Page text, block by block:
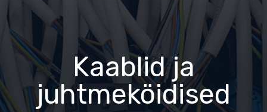
Kaablid ja
juhtmeköidised